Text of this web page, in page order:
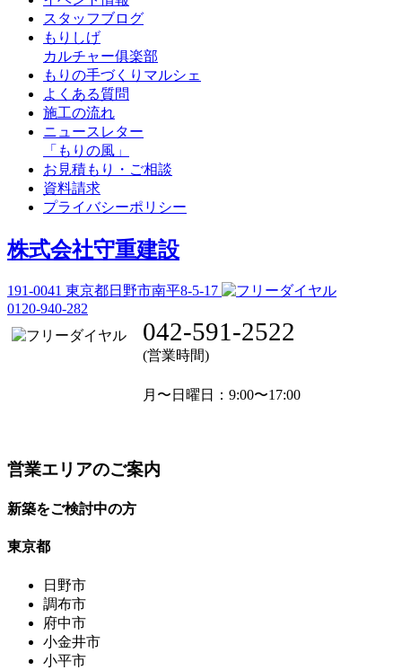
スタッフブログ
もりしげ
カルチャー俱楽部
もりの手づくりマルシェ
よくある質問
施工の流れ
ニュースレター
「もりの風」
お見積もり・ご相談
資料請求
プライバシーポリシー
株式会社守重建設
191-0041 東京都日野市南平8-5-17
0120-940-282
042-591-2522
(営業時間)
月〜日曜日 ：9:00〜17:00
営業エリアのご案内
新築をご検討中の方
東京都
日野市
調布市
府中市
小金井市
小平市